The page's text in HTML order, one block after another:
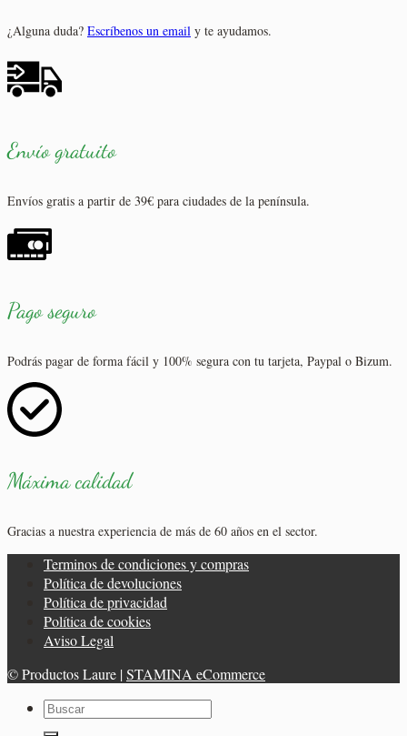
¿Alguna duda? Escríbenos un email y te ayudamos.
Envío gratuito
Envíos gratis a partir de 39€ para ciudades de la península.
Pago seguro
Podrás pagar de forma fácil y 100% segura con tu tarjeta, Paypal o Bizum.
Máxima calidad
Gracias a nuestra experiencia de más de 60 años en el sector.
Terminos de condiciones y compras
Política de devoluciones
Política de privacidad
Política de cookies
Aviso Legal
© Productos Laure |STAMINA eCommerce
Buscar
por: